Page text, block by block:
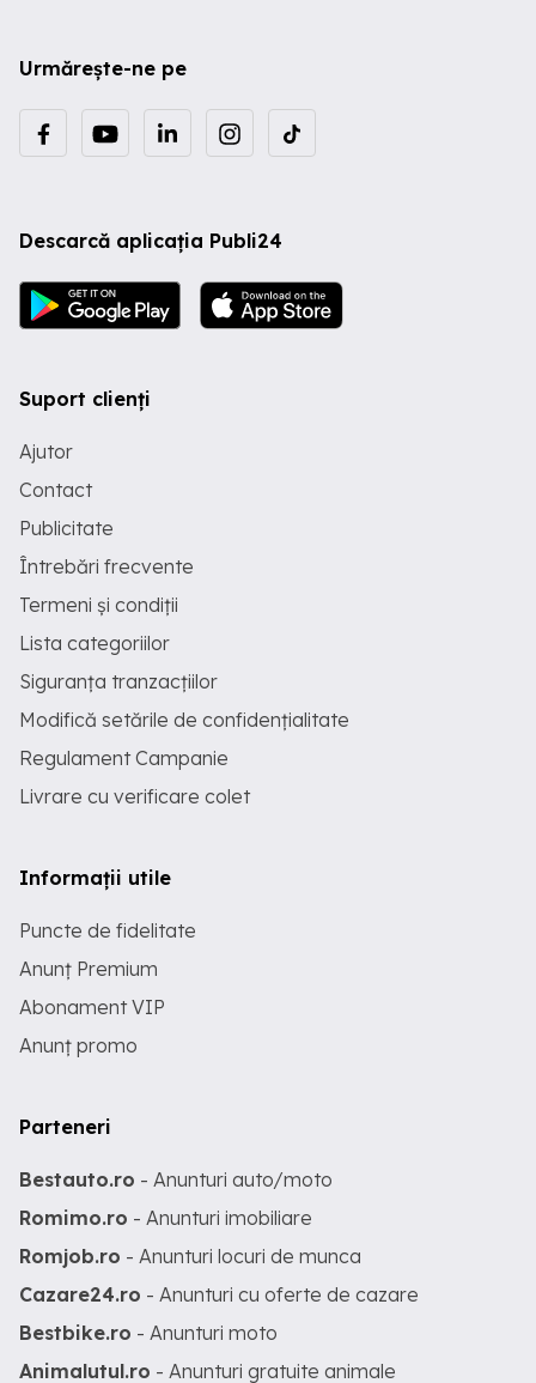
Urmărește-ne pe
Descarcă aplicația Publi24
Suport clienți
Ajutor
Contact
Publicitate
Întrebări frecvente
Termeni și condiții
Lista categoriilor
Siguranța tranzacțiilor
Modifică setările de confidențialitate
Regulament Campanie
Livrare cu verificare colet
Informații utile
Puncte de fidelitate
Anunț Premium
Abonament VIP
Anunț promo
Parteneri
Bestauto.ro - Anunturi auto/moto
Romimo.ro - Anunturi imobiliare
Romjob.ro - Anunturi locuri de munca
Cazare24.ro - Anunturi cu oferte de cazare
Bestbike.ro - Anunturi moto
Animalutul.ro - Anunturi gratuite animale